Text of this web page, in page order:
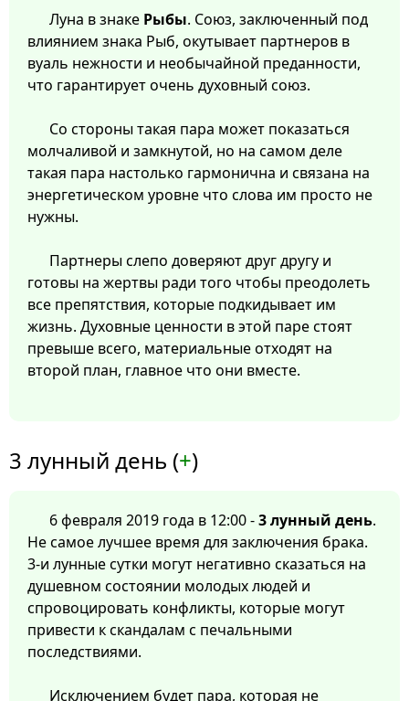
Луна в знаке Рыбы. Союз, заключенный под
влиянием знака Рыб, окутывает партнеров в
вуаль нежности и необычайной преданности,
что гарантирует очень духовный союз.
Со стороны такая пара может показаться
молчаливой и замкнутой, но на самом деле
такая пара настолько гармонична и связана на
энергетическом уровне что слова им просто не
нужны.
Партнеры слепо доверяют друг другу и
готовы на жертвы ради того чтобы преодолеть
все препятствия, которые подкидывает им
жизнь. Духовные ценности в этой паре стоят
превыше всего, материальные отходят на
второй план, главное что они вместе.
3 лунный день (+)
6 февраля 2019 года в 12:00 -3 лунный день.
Не самое лучшее время для заключения брака.
3-и лунные сутки могут негативно сказаться на
душевном состоянии молодых людей и
спровоцировать конфликты, которые могут
привести к скандалам с печальными
последствиями.
Исключением будет пара, которая не